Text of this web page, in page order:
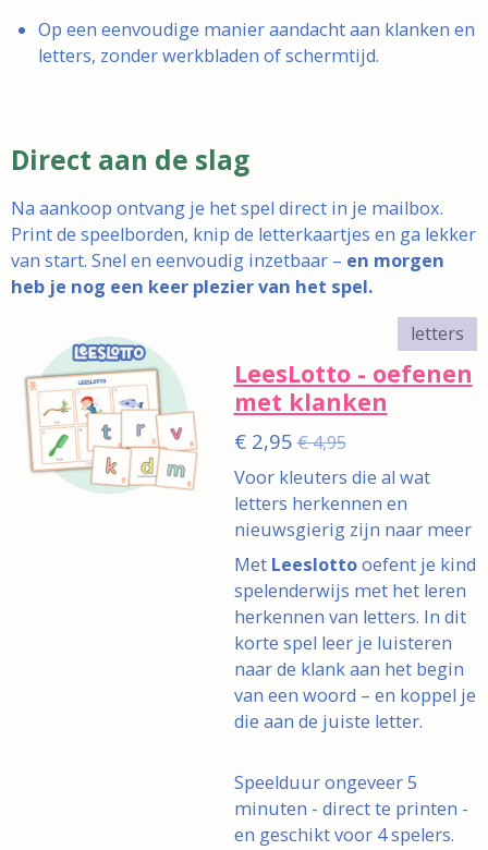
Op een eenvoudige manier aandacht aan klanken en
letters, zonder werkbladen of schermtijd.
Direct aan de slag
Na aankoop ontvang je het spel direct in je mailbox.
Print de speelborden, knip de letterkaartjes en ga lekker
van start. Snel en eenvoudig inzetbaar – en morgen
heb je nog een keer plezier van het spel.
letters
LeesLotto - oefenen
met klanken
€ 2,95 € 4,95
Voor kleuters die al wat
letters herkennen en
nieuwsgierig zijn naar meer
Met Leeslottooefent je kind
spelenderwijs met het leren
herkennen van letters. In dit
korte spel leer je luisteren
naar de klank aan het begin
van een woord – en koppel je
die aan de juiste letter.
Speelduur ongeveer 5
minuten - direct te printen -
en geschikt voor 4 spelers.